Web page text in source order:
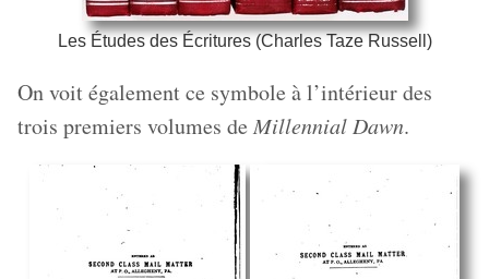
Les Études des Écritures (Charles Taze Russell)
On voit également ce symbole à l’intérieur des
trois premiers volumes de Millennial Dawn.